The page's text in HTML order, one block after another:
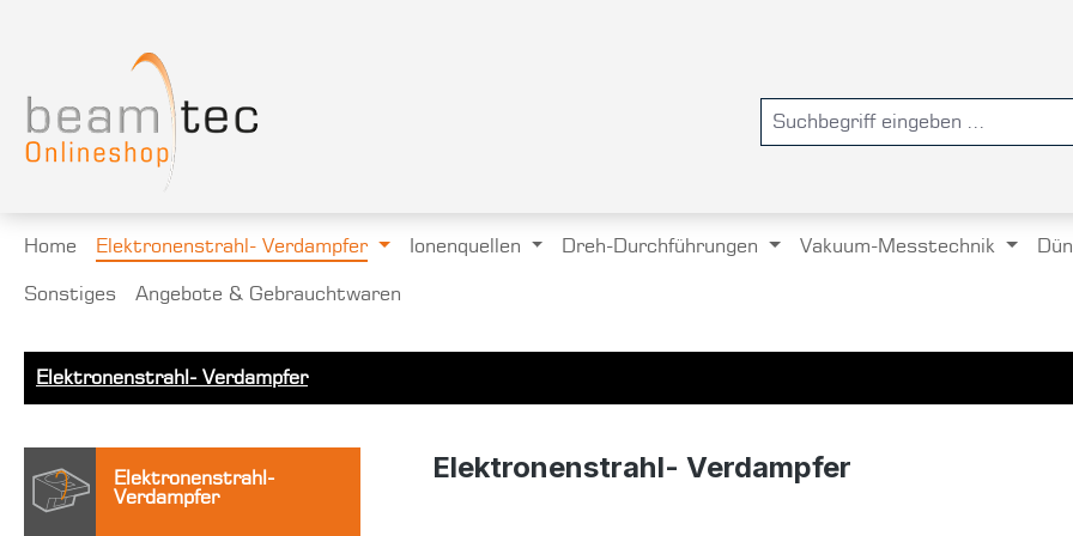
Home Elektronenstrahl- Verdampfer Ionenquellen Dreh-Durchführungen Vakuum-Messtechnik
Sonstiges Angebote & Gebrauchtwaren
Elektronenstrahl- Verdampfer
Elektronenstrahl-
Verdampfer
Elektronenstrahl- Verdampfer